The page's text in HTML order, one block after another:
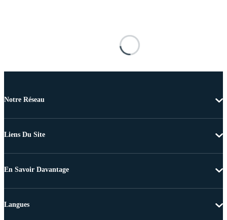
Notre Réseau
Liens Du Site
En Savoir Davantage
Langues